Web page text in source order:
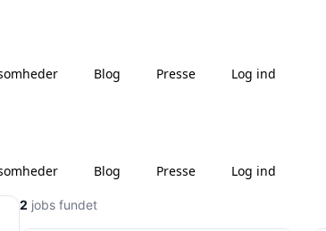
Blog Presse Log ind
Blog Presse Log ind
2 jobs fundet